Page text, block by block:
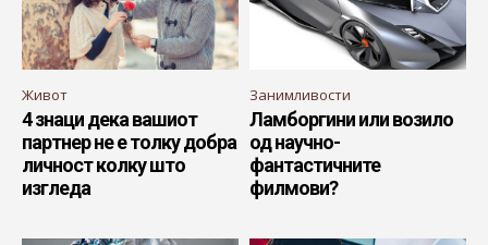
Живот
4 знаци дека вашиот
партнер не е толку добра
личност колку што
изгледа
Занимливости
Ламборгини или возило
од научно-
фантастичните
филмови?